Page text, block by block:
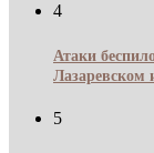
4
Атаки
Лазаревском
5